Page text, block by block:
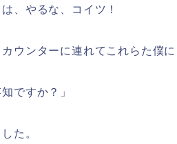
、やるな、コイツ！
ウンターに連れてこれらた僕に
ですか？」
た。